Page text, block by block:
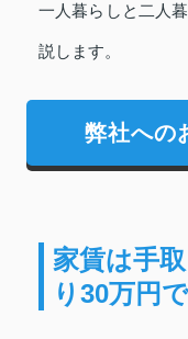
一人暮らしと二人
説します。
弊社への
家賃は手
り30万円